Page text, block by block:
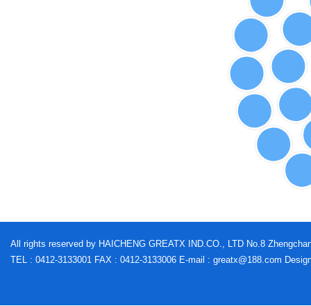
All rights reserved by HAICHENG GREATX IND.CO., LTD No.8
TEL : 0412-3133001 FAX : 0412-3133006 E-mail : greatx@188.com